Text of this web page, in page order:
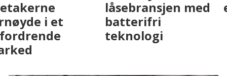
med AI. Slik ser vi
på fremtiden
leietakerne
fornøyde i et
utfordrende